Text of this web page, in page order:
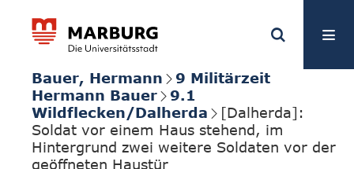
Bauer, Hermann
9 Militärzeit
Hermann Bauer
9.1
Wildflecken/Dalherda
[Dalherda]:
Soldat vor einem Haus stehend, im
Hintergrund zwei weitere Soldaten vor der
geöffneten Haustür